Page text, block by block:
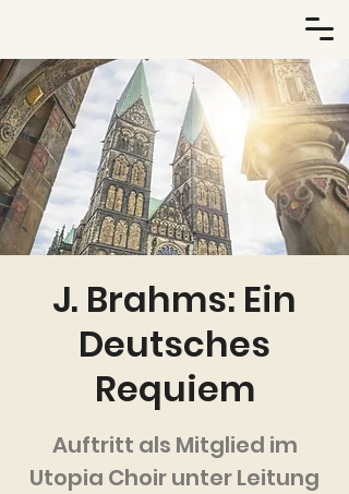
J. Brahms: Ein
Deutsches
Requiem
Auftritt als Mitglied im
Utopia Choir unter Leitung